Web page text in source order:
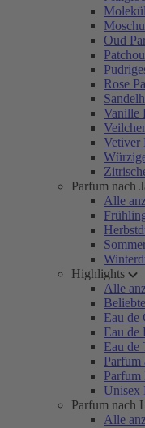
Oud
Rose
Vanille
Vetiver
Parfum nach
Alle
Highlights
Alle
Eau de
Eau de
Eau de
Parfum
Parfum
Unisex
Parfum nach
Alle